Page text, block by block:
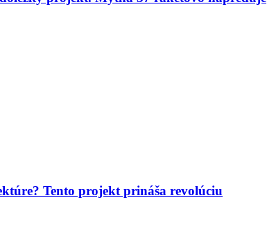
Tento projekt prináša revolúciu